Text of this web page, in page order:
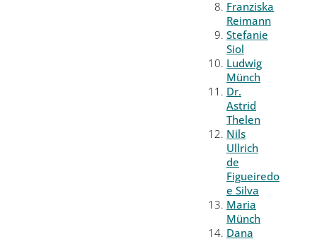
Franziska
Reimann
Stefanie
Siol
Ludwig
Münch
Dr.
Astrid
Thelen
Nils
Ullrich
de
Figueiredo
e Silva
Maria
Münch
Dana